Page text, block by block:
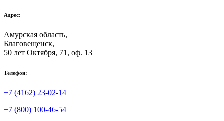
Адрес:
Амурская область,
Благовещенск,
50 лет Октября, 71, оф. 13
Телефон:
+7 (4162) 23-02-14
+7 (800) 100-46-54